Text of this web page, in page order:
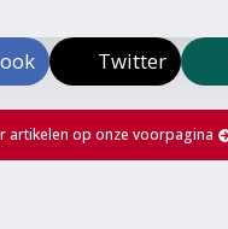
Twitter
artikelen op onze voorpagina